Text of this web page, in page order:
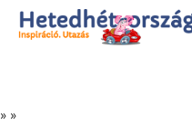
Az oldal sütiket (cookies)
Adatvédelmi tájékoztató
» »